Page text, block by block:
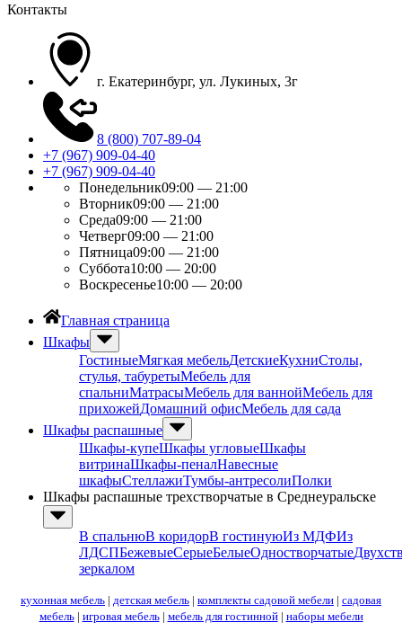
Контакты
г. Екатеринбург, ул. Лукиных, 3г
8 (800) 707-89-04
+7 (967) 909-04-40
+7 (967) 909-04-40
Понедельник09:00 — 21:00
Вторник09:00 — 21:00
Среда09:00 — 21:00
Четверг09:00 — 21:00
Пятница09:00 — 21:00
Суббота10:00 — 20:00
Воскресенье10:00 — 20:00
Главная страница
Шкафы
ГостиныеМягкая мебельДетскиеКухниСтолы,
стулья, табуретыМебель для
спальниМатрасыМебель для ваннойМебель для
прихожейДомашний офисМебель для сада
Шкафы распашные
Шкафы-купеШкафы угловыеШкафы
витринаШкафы-пеналНавесные
шкафыСтеллажиТумбы-антресолиПолки
Шкафы распашные трехстворчатые в Среднеуральске
В спальнюВ коридорВ гостинуюИз МДФИз
ЛДСПБежевыеСерыеБелыеОдностворчатые
зеркалом
кухонная мебель | детская мебель | комплекты садовой мебели | садовая
мебель| игровая мебель| мебель для гостинной| наборы мебели